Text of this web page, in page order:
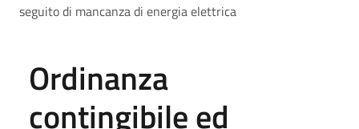
seguito di mancanza di energia elettrica
Ordinanza
contingibile ed